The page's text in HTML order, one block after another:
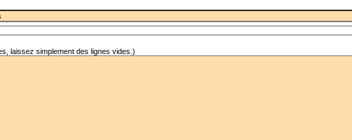
laissez simplement des lignes vides.)